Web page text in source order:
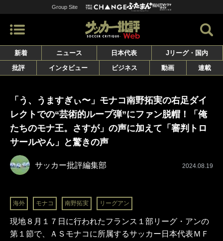
Group Site
新着 ニュース 日本代表
Jリーグ・国内
批評
インタビュー ビジネス 動画 連載
「う、うますぎぃ〜」モナコ南野拓実の右足ダイ
レクトでの“芸術的ループ弾”にファン脱帽！「俺
たちのモナ王。さすが」の声に加えて「審判トロ
サールやん」と驚きの声
サッカー批評編集部 2024.08.19
海外 モナコ 南野拓実 リーグアン
現地８月１７日に行われたフランス１部リーグ・アンの
第１節で、ＡＳモナコに所属するサッカー日本代表ＭＦ